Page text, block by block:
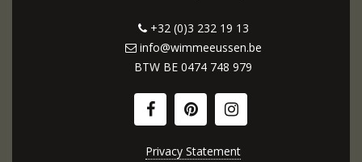
+32 (0)3 232 19 13
info@wimmeeussen.be
BTW BE 0474 748 979
Privacy Statement